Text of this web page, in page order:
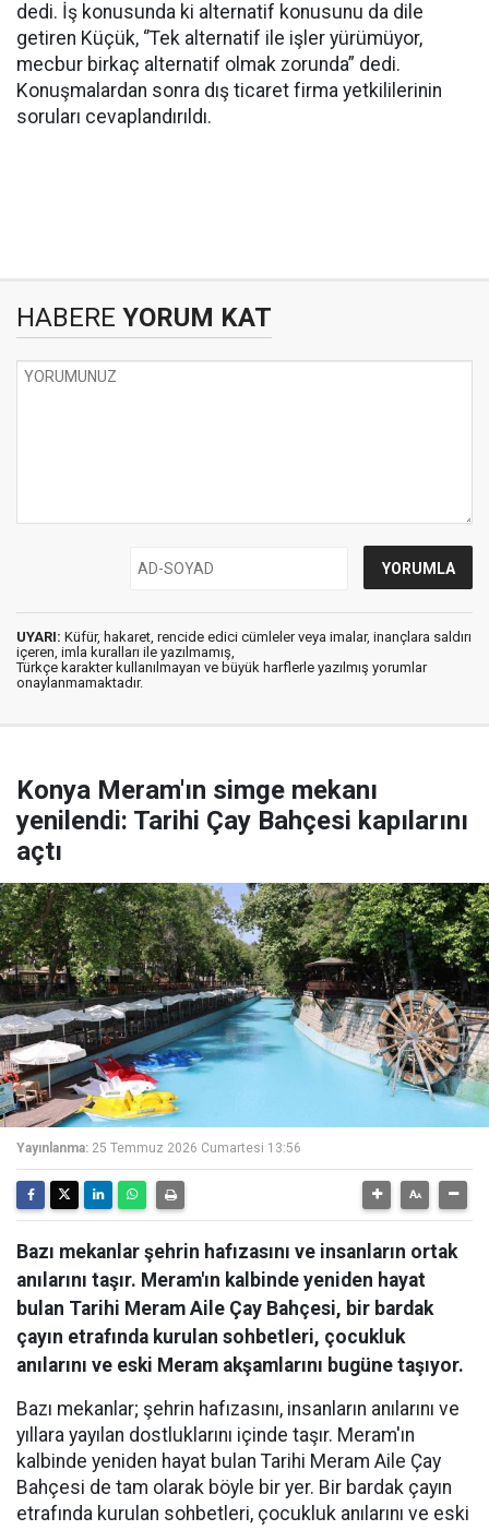
dedi. İş konusunda ki alternatif konusunu da dile
getiren Küçük, ‘’Tek alternatif ile işler yürümüyor,
mecbur birkaç alternatif olmak zorunda” dedi.
Konuşmalardan sonra dış ticaret firma yetkililerinin
soruları cevaplandırıldı.
HABERE YORUM KAT
UYARI: Küfür, hakaret, rencide edici cümleler veya imalar, inançlara saldırı
içeren, imla kuralları ile yazılmamış,
Türkçe karakter kullanılmayan ve büyük harflerle yazılmış yorumlar
onaylanmamaktadır.
Konya Meram'ın simge mekanı
yenilendi: Tarihi Çay Bahçesi kapılarını
açtı
Yayınlanma: 25 Temmuz 2026 Cumartesi 13:56
Bazı mekanlar şehrin hafızasını ve insanların ortak
anılarını taşır. Meram'ın kalbinde yeniden hayat
bulan Tarihi Meram Aile Çay Bahçesi, bir bardak
çayın etrafında kurulan sohbetleri, çocukluk
anılarını ve eski Meram akşamlarını bugüne taşıyor.
Bazı mekanlar; şehrin hafızasını, insanların anılarını ve
yıllara yayılan dostluklarını içinde taşır. Meram'ın
kalbinde yeniden hayat bulan Tarihi Meram Aile Çay
Bahçesi de tam olarak böyle bir yer. Bir bardak çayın
etrafında kurulan sohbetleri, çocukluk anılarını ve eski